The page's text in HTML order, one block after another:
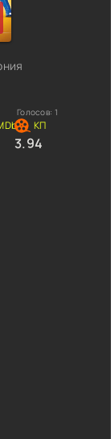
Голосов: 1
3.94